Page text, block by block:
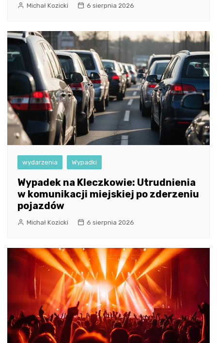
Michał Kozicki 6 sierpnia 2026
wydarzenia Wypadki
Wypadek na Kleczkowie: Utrudnienia
w komunikacji miejskiej po zderzeniu
pojazdów
Michał Kozicki 6 sierpnia 2026